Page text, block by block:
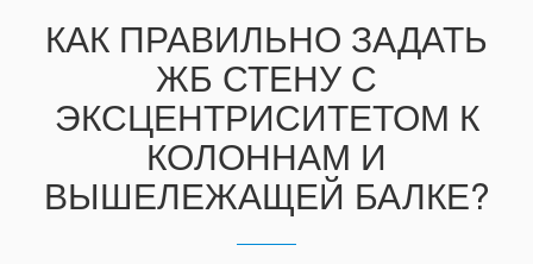
КАК ПРАВИЛЬНО ЗАДАТЬ
ЖБ СТЕНУ С
ЭКСЦЕНТРИСИТЕТОМ К
КОЛОННАМ И
ВЫШЕЛЕЖАЩЕЙ БАЛКЕ?